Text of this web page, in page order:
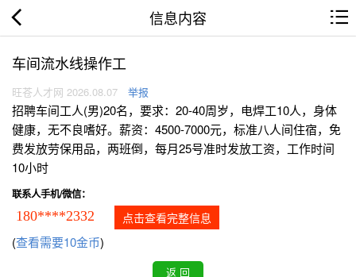
信息内容
车间流水线操作工
旺苍人才网 2026.08.07 举报
招聘车间工人(男)20名，要求：20-40周岁，电焊工10人，身体
健康，无不良嗜好。薪资：4500-7000元，标准八人间住宿，免
费发放劳保用品，两班倒，每月25号准时发放工资，工作时间
10小时
联系人手机/微信：
180****2332 点击查看完整信息
(查看需要10金币)